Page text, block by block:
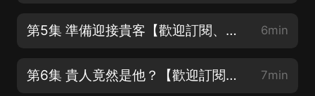
第5集 準備迎接貴客【歡迎訂閱、轉發、評論】 6min
第6集 貴人竟然是他？【歡迎訂閱、轉發、評論】 7min